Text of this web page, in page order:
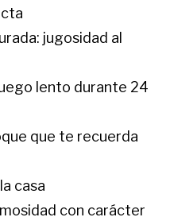
jugosidad al
lento durante 24
que te recuerda
casa
con carácter